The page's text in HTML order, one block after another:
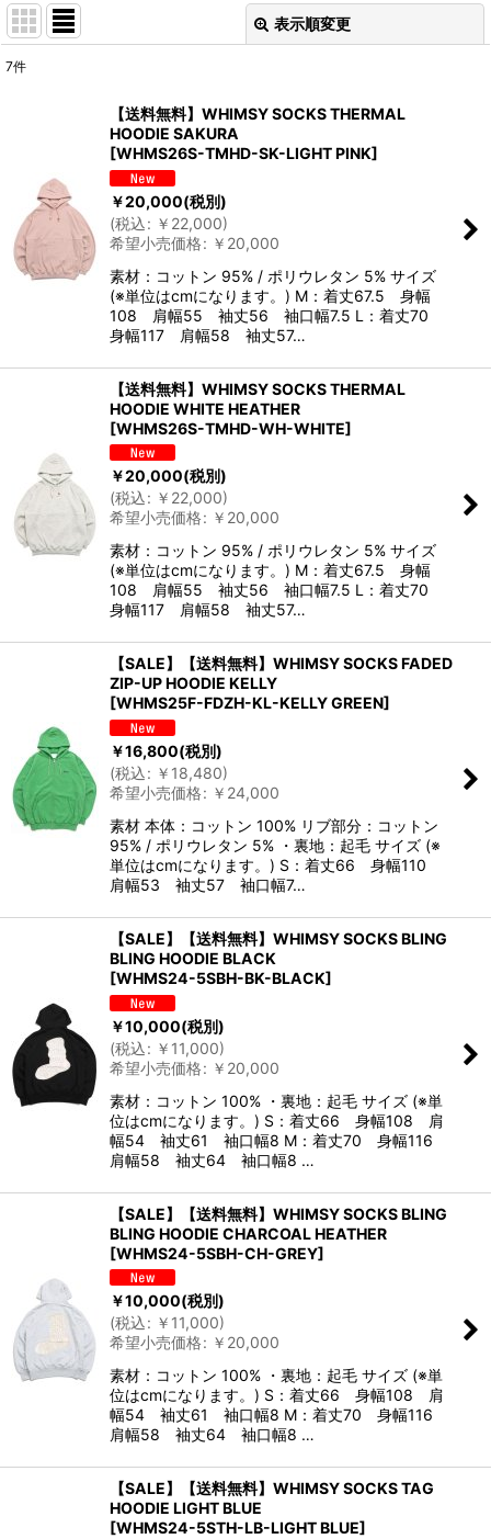
表示順変更
絞り込む
7件
【送料無料】WHIMSY SOCKS THERMAL
HOODIE SAKURA
[WHMS26S-TMHD-SK-LIGHT PINK]
￥20,000(税別)
(税込: ￥ 22,000)
希望小売価格: ￥ 20,000
素材：コットン 95% / ポリウレタン 5% サイズ
(※単位はcmになります。) M：着丈67.5 身幅
108 肩幅55 袖丈56 袖口幅7.5 L：着丈70
身幅117 肩幅58 袖丈57…
【送料無料】WHIMSY SOCKS THERMAL
HOODIE WHITE HEATHER
[WHMS26S-TMHD-WH-WHITE]
￥20,000(税別)
(税込: ￥ 22,000)
希望小売価格: ￥ 20,000
素材：コットン 95% / ポリウレタン 5% サイズ
(※単位はcmになります。) M：着丈67.5 身幅
108 肩幅55 袖丈56 袖口幅7.5 L：着丈70
身幅117 肩幅58 袖丈57…
【SALE】【送料無料】WHIMSY SOCKS FADED
ZIP-UP HOODIE KELLY
[WHMS25F-FDZH-KL-KELLY GREEN]
￥16,800(税別)
(税込: ￥ 18,480)
希望小売価格: ￥ 24,000
素材 本体：コットン 100% リブ部分：コットン
95% / ポリウレタン 5% ・裏地：起毛 サイズ (※
単位はcmになります。) S：着丈66 身幅110
肩幅53 袖丈57 袖口幅7…
【SALE】【送料無料】WHIMSY SOCKS BLING
BLING HOODIE BLACK
[WHMS24-5SBH-BK-BLACK]
￥10,000(税別)
(税込: ￥ 11,000)
希望小売価格: ￥ 20,000
素材：コットン 100% ・裏地：起毛 サイズ (※単
位はcmになります。) S：着丈66 身幅108 肩
幅54 袖丈61 袖口幅8 M：着丈70 身幅116
肩幅58 袖丈64 袖口幅8 …
【SALE】【送料無料】WHIMSY SOCKS BLING
BLING HOODIE CHARCOAL HEATHER
[WHMS24-5SBH-CH-GREY]
￥10,000(税別)
(税込: ￥ 11,000)
希望小売価格: ￥ 20,000
素材：コットン 100% ・裏地：起毛 サイズ (※単
位はcmになります。) S：着丈66 身幅108 肩
幅54 袖丈61 袖口幅8 M：着丈70 身幅116
肩幅58 袖丈64 袖口幅8 …
【SALE】【送料無料】WHIMSY SOCKS TAG
HOODIE LIGHT BLUE
[WHMS24-5STH-LB-LIGHT BLUE]